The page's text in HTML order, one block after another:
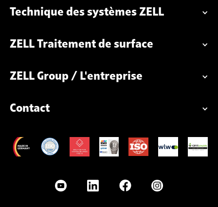
Technique des systèmes ZELL
ZELL Traitement de surface
ZELL Group / L'entreprise
Contact